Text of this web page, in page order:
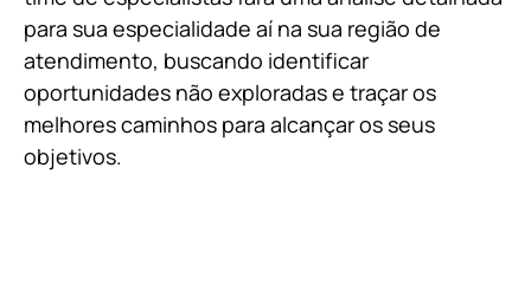
para sua especialidade aí na sua região de
atendimento, buscando identificar
oportunidades não exploradas e traçar os
melhores caminhos para alcançar os seus
objetivos.